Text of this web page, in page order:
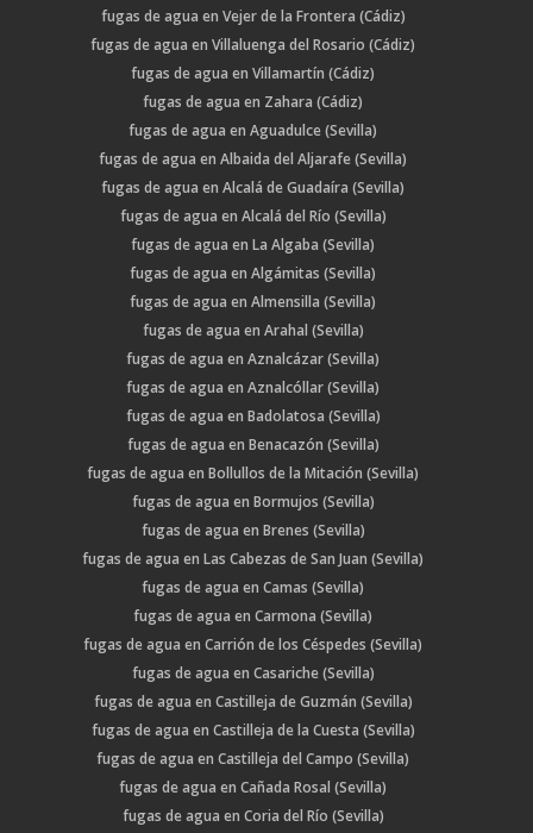
fugas de agua en Vejer de la Frontera (Cádiz)
fugas de agua en Villaluenga del Rosario (Cádiz)
fugas de agua en Villamartín (Cádiz)
fugas de agua en Zahara (Cádiz)
fugas de agua en Aguadulce (Sevilla)
fugas de agua en Albaida del Aljarafe (Sevilla)
fugas de agua en Alcalá de Guadaíra (Sevilla)
fugas de agua en Alcalá del Río (Sevilla)
fugas de agua en La Algaba (Sevilla)
fugas de agua en Algámitas (Sevilla)
fugas de agua en Almensilla (Sevilla)
fugas de agua en Arahal (Sevilla)
fugas de agua en Aznalcázar (Sevilla)
fugas de agua en Aznalcóllar (Sevilla)
fugas de agua en Badolatosa (Sevilla)
fugas de agua en Benacazón (Sevilla)
fugas de agua en Bollullos de la Mitación (Sevilla)
fugas de agua en Bormujos (Sevilla)
fugas de agua en Brenes (Sevilla)
fugas de agua en Las Cabezas de San Juan (Sevilla)
fugas de agua en Camas (Sevilla)
fugas de agua en Carmona (Sevilla)
fugas de agua en Carrión de los Céspedes (Sevilla)
fugas de agua en Casariche (Sevilla)
fugas de agua en Castilleja de Guzmán (Sevilla)
fugas de agua en Castilleja de la Cuesta (Sevilla)
fugas de agua en Castilleja del Campo (Sevilla)
fugas de agua en Cañada Rosal (Sevilla)
fugas de agua en Coria del Río (Sevilla)